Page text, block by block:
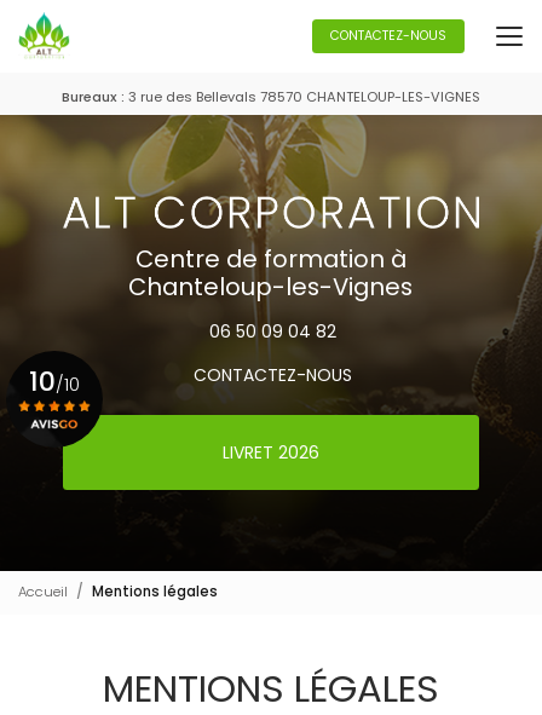
au
contenu
Bureaux : 3 rue des Bellevals 78570 CHANTELOUP-LES-VIGNES
CONTACTEZ-NOUS
Centre de formation à
Chanteloup-les-Vignes
06 50 09 04 82
CONTACTEZ-NOUS
LIVRET 2026
10/10
Accueil Mentions légales
MENTIONS LÉGALES